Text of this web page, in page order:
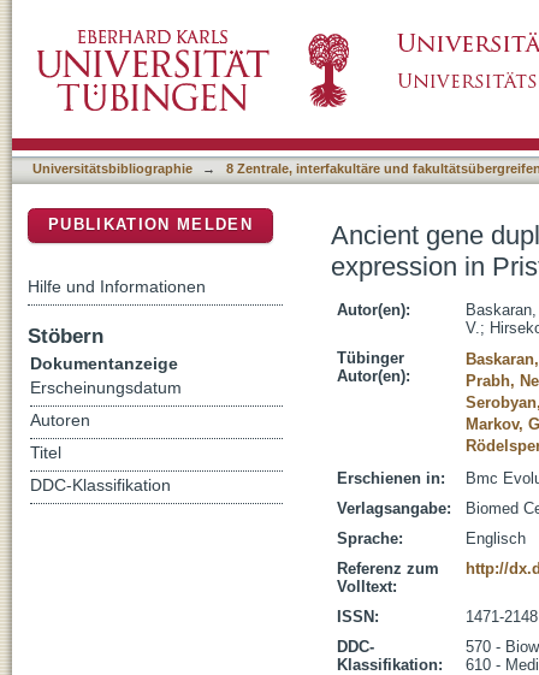
pacificus
Universitätsbibliographie → 8 Zentrale, interfakultäre und
Ancient gene
expression in
Autor(en):
V.;
Tübinger
Autor(en):
Prabh,
Markov,
Erschienen in:
Bmc
Verlagsangabe:
Biomed
Sprache:
Englisch
Referenz zum
Volltext:
http://
ISSN:
1471-2148
DDC-
Klassifikation:
570 -
610 -
PUBLIKATION MELDEN
Hilfe und Informationen
Stöbern
Dokumentanzeige
Erscheinungsdatum
Autoren
Titel
DDC-Klassifikation